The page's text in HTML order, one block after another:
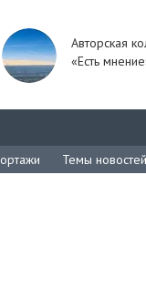
Авторская
«Есть
Темы новостей